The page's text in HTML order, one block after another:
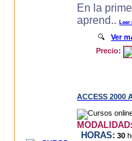
En la
aprend..Leer
🔍Ver
Precio:
ACCESS 2000
MODALIDAD:
HORAS: 30